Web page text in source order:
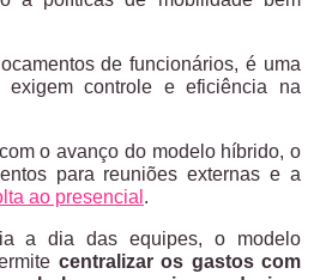
de funcionários, é uma
controle e eficiência na
o avanço do modelo híbrido, o
para reuniões externas e a
ao presencial .
a dia das equipes, o modelo
centralizar os gastos com